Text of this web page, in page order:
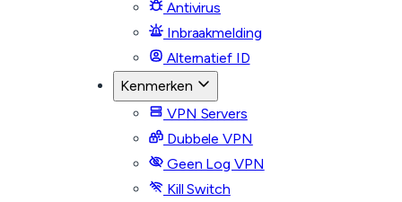
Antivirus
Inbraakmelding
Alternatief ID
Kenmerken
VPN Servers
Dubbele VPN
Geen Log VPN
Kill Switch